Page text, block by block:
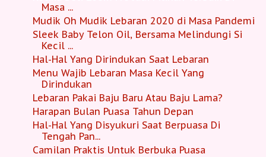
Masa ...
Mudik Oh Mudik Lebaran 2020 di Masa Pandemi
Sleek Baby Telon Oil, Bersama Melindungi Si
Kecil ...
Hal-Hal Yang Dirindukan Saat Lebaran
Menu Wajib Lebaran Masa Kecil Yang
Dirindukan
Lebaran Pakai Baju Baru Atau Baju Lama?
Harapan Bulan Puasa Tahun Depan
Hal-Hal Yang Disyukuri Saat Berpuasa Di
Tengah Pan...
Camilan Praktis Untuk Berbuka Puasa